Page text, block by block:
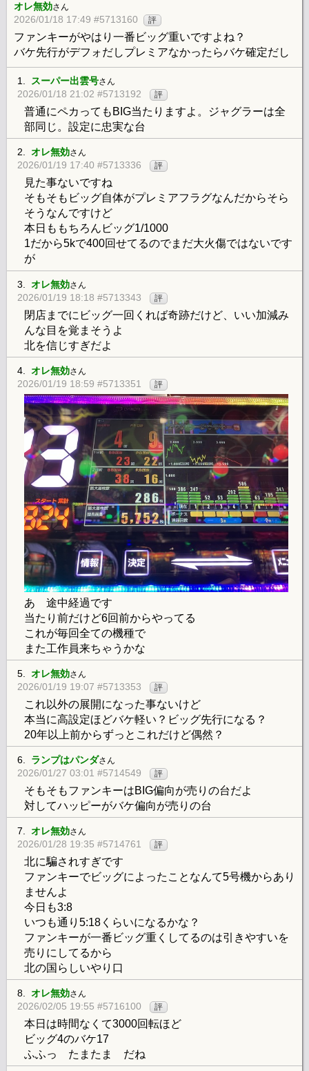
オレ無効さん
2026/01/18 17:49 #5713160 評
ファンキーがやはり一番ビッグ重いですよね？
バケ先行がデフォだしプレミアなかったらバケ確定だし
1. スーパー出雲号さん
2026/01/18 21:02 #5713192 評
普通にペカってもBIG当たりますよ。ジャグラーは全
部同じ。設定に忠実な台
2. オレ無効さん
2026/01/19 17:40 #5713336 評
見た事ないですね
そもそもビッグ自体がプレミアフラグなんだからそら
そうなんですけど
本日ももちろんビッグ1/1000
1だから5kで400回せてるのでまだ大火傷ではないです
が
3. オレ無効さん
2026/01/19 18:18 #5713343 評
閉店までにビッグ一回くれば奇跡だけど、いい加減み
んな目を覚まそうよ
北を信じすぎだよ
4. オレ無効さん
2026/01/19 18:59 #5713351 評
あ 途中経過です
当たり前だけど6回前からやってる
これが毎回全ての機種で
また工作員来ちゃうかな
5. オレ無効さん
2026/01/19 19:07 #5713353 評
これ以外の展開になった事ないけど
本当に高設定ほどバケ軽い？ビッグ先行になる？
20年以上前からずっとこれだけど偶然？
6. ランプはパンダさん
2026/01/27 03:01 #5714549 評
そもそもファンキーはBIG偏向が売りの台だよ
対してハッピーがバケ偏向が売りの台
7. オレ無効さん
2026/01/28 19:35 #5714761 評
北に騙されすぎです
ファンキーでビッグによったことなんて5号機からあり
ませんよ
今日も3:8
いつも通り5:18くらいになるかな？
ファンキーが一番ビッグ重くしてるのは引きやすいを
売りにしてるから
北の国らしいやり口
8. オレ無効さん
2026/02/05 19:55 #5716100 評
本日は時間なくて3000回転ほど
ビッグ4のバケ17
ふふっ たまたま だね